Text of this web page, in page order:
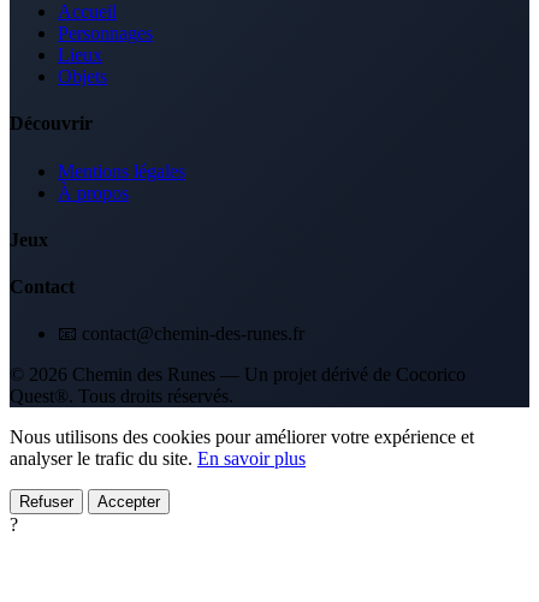
Accueil
Personnages
Lieux
Objets
Découvrir
Mentions légales
À propos
Jeux
Contact
📧 contact@chemin-des-runes.fr
© 2026 Chemin des Runes — Un projet dérivé de Cocorico
Quest®. Tous droits réservés.
Nous utilisons des cookies pour améliorer votre expérience et
analyser le trafic du site. En savoir plus
Refuser Accepter
?